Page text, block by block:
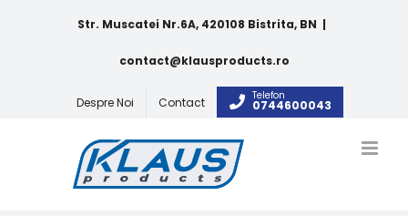
Str. Muscatei Nr.6A, 420108 Bistrita, BN |
contact@klausproducts.ro
Despre Noi Contact Telefon
0744600043